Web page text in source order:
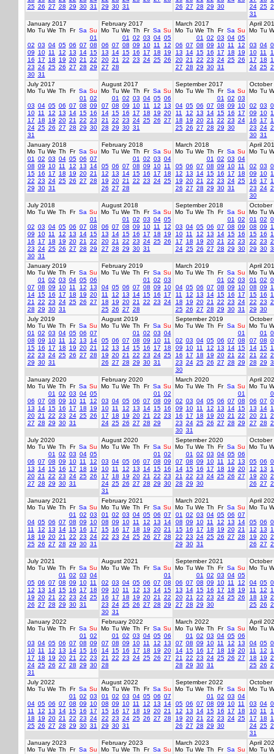
25 26 27 28 29 30 31
29 30 31
26 27 28 29 30
24 25
31
January 2017
Mo Tu We Th Fr Sa Su
01
02 03 04 05 06 07 08
09
10 11 12 13 14 15
16
17 18 19 20 21
22
23 24 25 26 27 28 29
30 31
February 2017
Mo Tu We Th Fr Sa Su
01
02 03 04 05
06 07 08 09 10 11
12
13
14 15 16 17 18
19
20 21 22 23 24 25 26
27 28
March 2017
Mo Tu We Th Fr Sa Su
01
02 03 04 05
06 07 08 09 10 11
12
13
14 15 16 17 18
19
20 21 22 23 24 25 26
27 28 29 30 31
April
Mo Tu
03 04
10 11
17
18
24 25
July 2017
Mo Tu We Th Fr Sa Su
01
02
03 04 05 06 07 08 09
10 11 12 13 14 15 16
17
18 19 20 21 22 23
24 25 26 27 28 29 30
31
August 2017
Mo Tu We Th Fr Sa Su
01
02 03 04 05 06
07 08 09 10 11 12
13
14 15 16 17 18 19 20
21
22 23 24 25 26 27
28 29 30 31
September 2017
Mo Tu We Th Fr Sa Su
01
02 03
04 05 06 07 08 09
10
11
12 13 14 15 16
17
18
19 20 21 22 23 24
25 26 27 28 29 30
October
Mo Tu
02 03
09
10
16
17
23 24
30 31
January 2018
Mo Tu We Th Fr Sa Su
01
02 03 04 05 06 07
08 09 10 11 12 13
14
15 16 17 18 19 20 21
22 23 24 25 26 27 28
29 30 31
February 2018
Mo Tu We Th Fr Sa Su
01
02 03 04
05 06 07 08 09 10 11
12
13 14 15 16 17
18
19 20 21 22 23 24 25
26 27 28
March 2018
Mo Tu We Th Fr Sa Su
01
02 03 04
05 06 07 08 09 10 11
12
13 14 15 16 17
18
19 20 21 22 23 24 25
26 27 28 29 30 31
April
Mo Tu
02 03
09
10
16
17
23 24
30
July 2018
Mo Tu We Th Fr Sa Su
01
02 03 04 05 06 07 08
09
10 11 12 13 14 15
16
17 18 19 20 21
22
23 24 25 26 27 28 29
30 31
August 2018
Mo Tu We Th Fr Sa Su
01
02 03 04 05
06 07 08 09 10 11
12
13
14 15 16 17 18
19
20 21 22 23 24 25 26
27 28 29 30 31
September 2018
Mo Tu We Th Fr Sa Su
01
02
03 04 05 06 07 08 09
10 11 12 13 14 15 16
17
18 19 20 21 22 23
24 25 26 27 28 29 30
October
Mo Tu
01
02
08 09
15 16
22 23
29 30
January 2019
Mo Tu We Th Fr Sa Su
01
02 03 04 05 06
07 08 09 10 11 12
13
14 15 16 17 18 19 20
21
22 23 24 25 26 27
28 29 30 31
February 2019
Mo Tu We Th Fr Sa Su
01
02 03
04 05 06 07 08 09
10
11
12 13 14 15 16
17
18
19 20 21 22 23 24
25 26 27 28
March 2019
Mo Tu We Th Fr Sa Su
01
02 03
04 05 06 07 08 09
10
11
12 13 14 15 16
17
18
19 20 21 22 23 24
25 26 27 28 29 30 31
April
Mo Tu
01
02
08 09
15 16
22 23
29 30
July 2019
Mo Tu We Th Fr Sa Su
01
02 03 04 05 06 07
08 09 10 11 12 13
14
15 16 17 18 19 20 21
22 23 24 25 26 27 28
29 30 31
August 2019
Mo Tu We Th Fr Sa Su
01
02 03 04
05 06 07 08 09 10 11
12
13 14 15 16 17
18
19 20 21 22 23 24 25
26 27 28 29 30 31
September 2019
Mo Tu We Th Fr Sa Su
01
02 03 04 05 06 07 08
09
10 11 12 13 14 15
16
17 18 19 20 21
22
23 24 25 26 27 28 29
30
October
Mo Tu
01
07 08
14 15
21
22
28 29
January 2020
Mo Tu We Th Fr Sa Su
01
02 03 04 05
06 07 08 09 10 11
12
13
14 15 16 17 18
19
20 21 22 23 24 25 26
27 28 29 30 31
February 2020
Mo Tu We Th Fr Sa Su
01
02
03 04 05 06 07 08 09
10 11 12 13 14 15 16
17
18 19 20 21 22 23
24 25 26 27 28 29
March 2020
Mo Tu We Th Fr Sa Su
01
02 03 04 05 06 07 08
09
10 11 12 13 14 15
16
17 18 19 20 21
22
23 24 25 26 27 28 29
30 31
April
Mo Tu
06 07
13
14
20 21
27 28
July 2020
Mo Tu We Th Fr Sa Su
01
02 03 04 05
06 07 08 09 10 11
12
13
14 15 16 17 18
19
20 21 22 23 24 25 26
27 28 29 30 31
August 2020
Mo Tu We Th Fr Sa Su
01
02
03 04 05 06 07 08 09
10 11 12 13 14 15 16
17
18 19 20 21 22 23
24 25 26 27 28 29 30
31
September 2020
Mo Tu We Th Fr Sa Su
01
02 03 04 05 06
07 08 09 10 11 12
13
14 15 16 17 18 19 20
21
22 23 24 25 26 27
28 29 30
October
Mo Tu
05 06
12
13
19 20
26 27
January 2021
Mo Tu We Th Fr Sa Su
01
02 03
04 05 06 07 08 09
10
11
12 13 14 15 16
17
18
19 20 21 22 23 24
25 26 27 28 29 30 31
February 2021
Mo Tu We Th Fr Sa Su
01
02 03 04 05 06 07
08 09 10 11 12 13
14
15 16 17 18 19 20 21
22 23 24 25 26 27 28
March 2021
Mo Tu We Th Fr Sa Su
01
02 03 04 05 06 07
08 09 10 11 12 13
14
15 16 17 18 19 20 21
22 23 24 25 26 27 28
29 30 31
April
Mo Tu
05 06
12
13
19 20
26 27
July 2021
Mo Tu We Th Fr Sa Su
01
02 03 04
05 06 07 08 09 10 11
12
13 14 15 16 17
18
19 20 21 22 23 24 25
26 27 28 29 30 31
August 2021
Mo Tu We Th Fr Sa Su
01
02 03 04 05 06 07 08
09
10 11 12 13 14 15
16
17 18 19 20 21
22
23 24 25 26 27 28 29
30 31
September 2021
Mo Tu We Th Fr Sa Su
01
02 03 04 05
06 07 08 09 10 11
12
13
14 15 16 17 18
19
20 21 22 23 24 25 26
27 28 29 30
October
Mo Tu
04 05
11
12
18
19
25 26
January 2022
Mo Tu We Th Fr Sa Su
01
02
03 04 05 06 07 08 09
10 11 12 13 14 15 16
17
18 19 20 21 22 23
24 25 26 27 28 29 30
31
February 2022
Mo Tu We Th Fr Sa Su
01
02 03 04 05 06
07 08 09 10 11 12
13
14 15 16 17 18 19 20
21
22 23 24 25 26 27
28
March 2022
Mo Tu We Th Fr Sa Su
01
02 03 04 05 06
07 08 09 10 11 12
13
14 15 16 17 18 19 20
21
22 23 24 25 26 27
28 29 30 31
April
Mo Tu
04 05
11
12
18
19
25 26
July 2022
Mo Tu We Th Fr Sa Su
01
02 03
04 05 06 07 08 09
10
11
12 13 14 15 16
17
18
19 20 21 22 23 24
25 26 27 28 29 30 31
August 2022
Mo Tu We Th Fr Sa Su
01
02 03 04 05 06 07
08 09 10 11 12 13
14
15 16 17 18 19 20 21
22 23 24 25 26 27 28
29 30 31
September 2022
Mo Tu We Th Fr Sa Su
01
02 03 04
05 06 07 08 09 10 11
12
13 14 15 16 17
18
19 20 21 22 23 24 25
26 27 28 29 30
October
Mo Tu
03 04
10 11
17
18
24 25
31
January 2023
Mo Tu We Th Fr Sa Su
February 2023
Mo Tu We Th Fr Sa Su
March 2023
Mo Tu We Th Fr Sa Su
April
Mo Tu